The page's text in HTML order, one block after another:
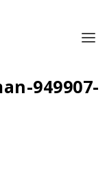
949907-